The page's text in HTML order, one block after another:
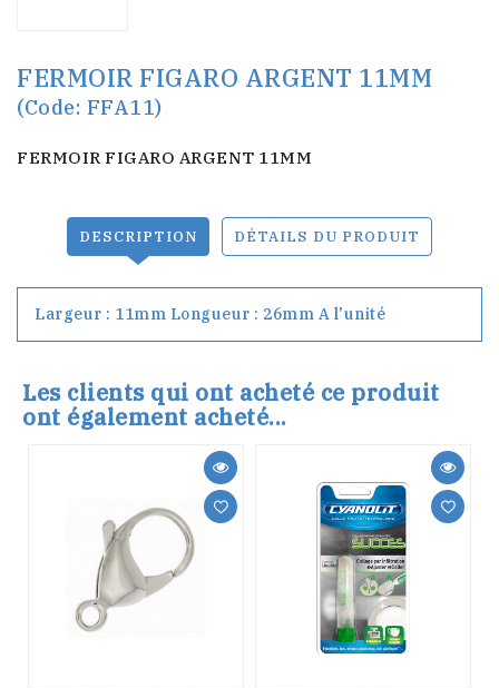
FERMOIR FIGARO ARGENT 11MM
(Code: FFA11)
FERMOIR FIGARO ARGENT 11MM
DESCRIPTION DÉTAILS DU PRODUIT
Largeur : 11mm Longueur : 26mm A l'unité
Les clients qui ont acheté ce produit
ont également acheté...